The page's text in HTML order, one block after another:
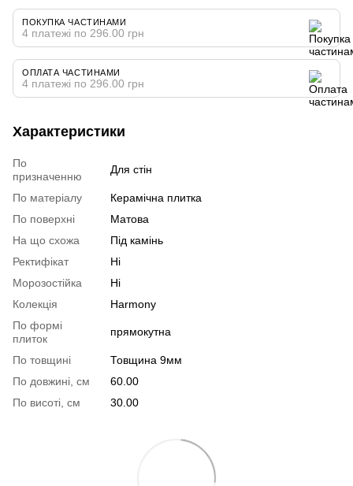
ПОКУПКА ЧАСТИНАМИ
4 платежі по 296.00 грн
ОПЛАТА ЧАСТИНАМИ
4 платежі по 296.00 грн
Характеристики
По
призначенню
Для стін
По матеріалу
Керамічна плитка
По поверхні
Матова
На що схожа
Під камінь
Ректифікат
Ні
Морозостійка
Ні
Колекція
Harmony
По формі
плиток
прямокутна
По товщині
Товщина 9мм
По довжині, см
60.00
По висоті, см
30.00